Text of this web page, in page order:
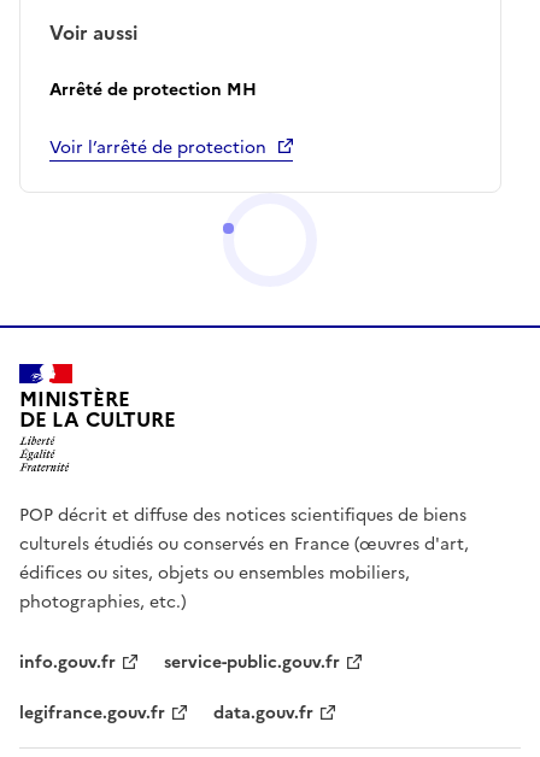
Voir aussi
Arrêté de protection MH
Voir l’arrêté de protection
MINISTÈRE
DE LA CULTURE
POP décrit et diffuse des notices scientifiques de biens
culturels étudiés ou conservés en France (œuvres d'art,
édifices ou sites, objets ou ensembles mobiliers,
photographies, etc.)
info.gouv.fr
service-public.gouv.fr
legifrance.gouv.fr
data.gouv.fr